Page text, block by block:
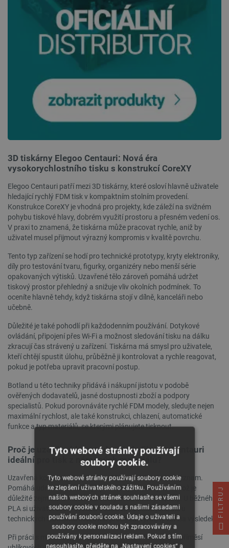
3D tiskárny Elegoo Centauri: Nová éra
vysokorychlostního tisku s konstrukcí CoreXY
Elegoo Centauri patří mezi 3D tiskárny, které osloví hlavně uživatele
hledající rychlý FDM tisk v kompaktním stolním provedení.
Konstrukce CoreXY je vhodná pro projekty, kde záleží na svižném
pohybu tiskové hlavy, dobrém využití prostoru a přesném vedení os.
V praxi to znamená, že tiskárna může pracovat rychle, aniž by
uživatel musel přijmout výrazný kompromis v kvalitě povrchu.
Tento typ zařízení se hodí pro technické prototypy, kryty elektroniky,
díly pro testování tvaru, figurky, organizéry nebo menší série
opakovaných výtisků. Uzavřené tělo zároveň pomáhá udržet
tiskový prostor přehledný a snižuje vliv okolních podmínek. To
oceníte hlavně tehdy, když tiskárna stojí v dílně, kanceláři nebo
učebně.
Důležité je také pohodlí při každodenním používání. Dotykové
ovládání, připojení přes Wi-Fi a možnost sledování tisku na dálku
zkracují čas strávený u zařízení. Tiskárna má smysl pro uživatele,
kteří chtějí spustit úlohu, průběžně ji kontrolovat a rychle reagovat,
pokud je potřeba upravit pracovní postup.
Botland u této techniky přidává i nákupní jistotu v podobě
ověřených dodavatelů, jasné dostupnosti zboží a podpory
specialistů. Pokud porovnáváte rychlé FDM modely, sledujte nejen
maximální rychlost, ale také konstrukci, chlazení, automatické
funkce a typ materiálů, se kterými plánujete tisknout.
Proč je uzavřená konstrukce řady Elegoo Centauri
ideální pro tisk z náročných materiálů?
Uzavřená konstrukce má u tisku FDM velmi konkrétní význam.
Pomáhá udržovat stabilnější podmínky kolem výtisku, což je
důležité zejména u materiálů citlivých na změny teploty. U běžného
PLA si uživatel často vystačí s otevřenou tiskárnou, ale u
technických filamentů může mít prostředí výrazný vliv na výsledek.
Při práci s materiály, jako je PETG, PC nebo filamenty s příměsí
FILTRUJ
Tyto webové stránky používají
soubory cookie.
Tyto webové stránky používají soubory cookie
ke zlepšení uživatelského zážitku. Používáním
našich webových stránek souhlasíte se všemi
soubory cookie v souladu s našimi zásadami
používání souborů cookie. Údaje o uživateli a
soubory cookie mohou být zpracovávány a
používány k personalizaci reklam. Pokud s tím
nesouhlasíte, přejděte na „Nastavení cookies“ a